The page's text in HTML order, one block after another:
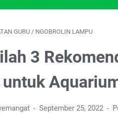
GURU / NGOBROLIN LAMPU
3
September 25, 2022